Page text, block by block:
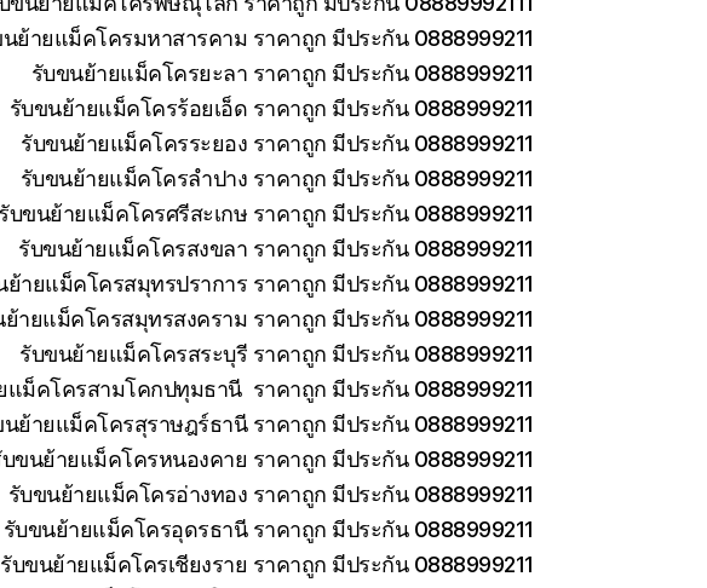
ย้ายแม็คโครมหาสารคาม ราคาถูก มีประกัน 0888999211
รับขนย้ายแม็คโครยะลา ราคาถูก มีประกัน 0888999211
รับขนย้ายแม็คโครร้อยเอ็ด ราคาถูก มีประกัน 0888999211
รับขนย้ายแม็คโครระยอง ราคาถูก มีประกัน 0888999211
รับขนย้ายแม็คโครลำปาง ราคาถูก มีประกัน 0888999211
รับขนย้ายแม็คโครศรีสะเกษ ราคาถูก มีประกัน 0888999211
รับขนย้ายแม็คโครสงขลา ราคาถูก มีประกัน 0888999211
ย้ายแม็คโครสมุทรปราการ ราคาถูก มีประกัน 0888999211
ายแม็คโครสมุทรสงคราม ราคาถูก มีประกัน 0888999211
รับขนย้ายแม็คโครสระบุรี ราคาถูก มีประกัน 0888999211
แม็คโครสามโคกปทุมธานี ราคาถูก มีประกัน 0888999211
ย้ายแม็คโครสุราษฎร์ธานี ราคาถูก มีประกัน 0888999211
ขนย้ายแม็คโครหนองคาย ราคาถูก มีประกัน 0888999211
รับขนย้ายแม็คโครอ่างทอง ราคาถูก มีประกัน 0888999211
รับขนย้ายแม็คโครอุดรธานี ราคาถูก มีประกัน 0888999211
รับขนย้ายแม็คโครเชียงราย ราคาถูก มีประกัน 0888999211